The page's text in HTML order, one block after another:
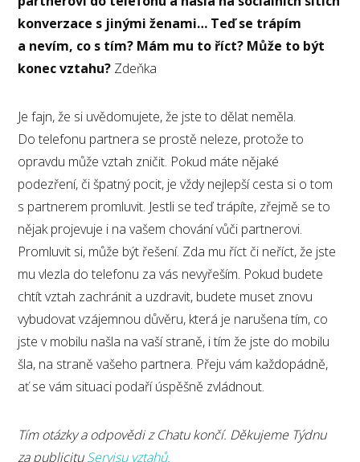
konverzace s jinými ženami… Teď se trápím
a nevím, co s tím? Mám mu to říct? Může to být
konec vztahu? Zdeňka
Je fajn, že si uvědomujete, že jste to dělat neměla.
Do telefonu partnera se prostě neleze, protože to
opravdu může vztah zničit. Pokud máte nějaké
podezření, či špatný pocit, je vždy nejlepší cesta si o tom
s partnerem promluvit. Jestli se teď trápíte, zřejmě se to
nějak projevuje i na vašem chování vůči partnerovi.
Promluvit si, může být řešení. Zda mu říct či neříct, že jste
mu vlezla do telefonu za vás nevyřeším. Pokud budete
chtít vztah zachránit a uzdravit, budete muset znovu
vybudovat vzájemnou důvěru, která je narušena tím, co
jste v mobilu našla na vaší straně, i tím že jste do mobilu
šla, na straně vašeho partnera. Přeju vám každopádně,
ať se vám situaci podaří úspěšně zvládnout.
Tím otázky a odpovědi z Chatu končí. Děkujeme Týdnu
za publicituServisu vztahů.